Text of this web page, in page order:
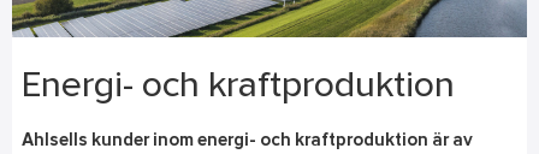
Energi- och kraftproduktion
Ahlsells kunder inom energi- och kraftproduktion är av